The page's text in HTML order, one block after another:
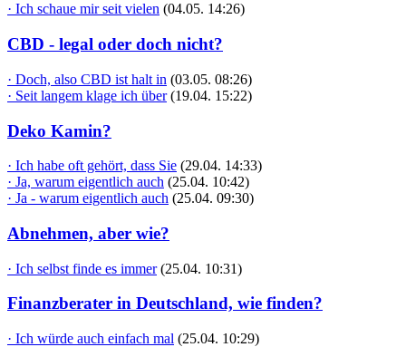
· Ich schaue mir seit vielen (04.05. 14:26)
CBD - legal oder doch nicht?
· Doch, also CBD ist halt in (03.05. 08:26)
· Seit langem klage ich über (19.04. 15:22)
Deko Kamin?
· Ich habe oft gehört, dass Sie (29.04. 14:33)
· Ja, warum eigentlich auch (25.04. 10:42)
· Ja - warum eigentlich auch (25.04. 09:30)
Abnehmen, aber wie?
· Ich selbst finde es immer (25.04. 10:31)
Finanzberater in Deutschland, wie finden?
· Ich würde auch einfach mal (25.04. 10:29)